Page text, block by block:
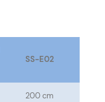
SS-E02
200 cm